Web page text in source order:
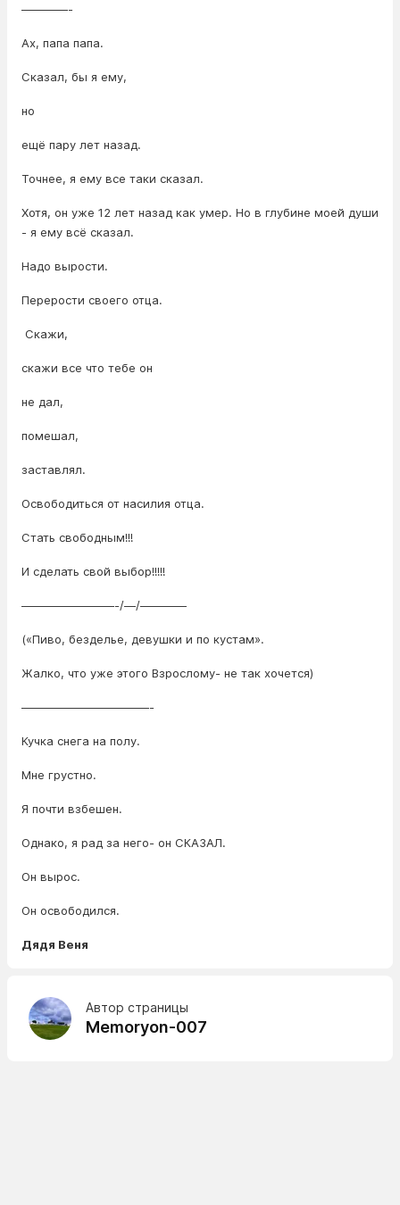
————-
Ах, папа папа.
Сказал, бы я ему,
но
ещё пару лет назад.
Точнее, я ему все таки сказал.
Хотя, он уже 12 лет назад как умер. Но в глубине моей души
- я ему всё сказал.
Надо вырости.
Перерости своего отца.
Скажи,
скажи все что тебе он
не дал,
помешал,
заставлял.
Освободиться от насилия отца.
Стать свободным!!!
И сделать свой выбор!!!!!
————————-/—/————
(«Пиво, безделье, девушки и по кустам».
Жалко, что уже этого Взрослому- не так хочется)
———————————-
Кучка снега на полу.
Мне грустно.
Я почти взбешен.
Однако, я рад за него- он СКАЗАЛ.
Он вырос.
Он освободился.
Дядя Веня
Автор страницы
Memoryon-007